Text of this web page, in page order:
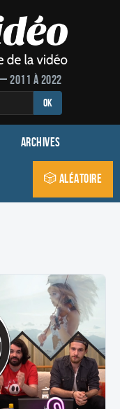
2011 à 2022
OK
Archives
🎲 Aléatoire